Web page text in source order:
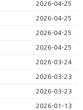
2026-04-25
2026-04-25
2026-04-25
2026-04-25
2026-03-24
2026-03-23
2026-03-23
2026-01-13